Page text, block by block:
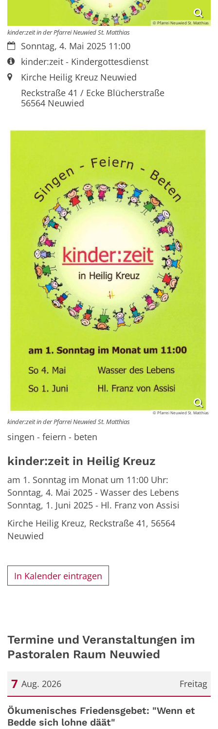
© Pfarrei Neuwied St. Matthias
kinder:zeit in der Pfarrei Neuwied St. Matthias
Datum:Sonntag, 4. Mai 2025 11:00
Art bzw. Nummer:
kinder:zeit - Kindergottesdienst
Ort:Kirche Heilig Kreuz Neuwied
Reckstraße 41 / Ecke Blücherstraße
56564Neuwied
© Pfarrei Neuwied St. Matthias
kinder:zeit in der Pfarrei Neuwied St. Matthias
singen - feiern - beten
kinder:zeit in Heilig Kreuz
am 1. Sonntag im Monat um 11:00 Uhr:
Sonntag, 4. Mai 2025 - Wasser des Lebens
Sonntag, 1. Juni 2025 - Hl. Franz von Assisi
Kirche Heilig Kreuz, Reckstraße 41, 56564
Neuwied
In Kalender eintragen
Termine und Veranstaltungen im
Pastoralen Raum Neuwied
Freitag
7 Aug. 2026
Datum: 7. August 2026
Ökumenisches Friedensgebet: "Wenn et
Bedde sich lohne däät"